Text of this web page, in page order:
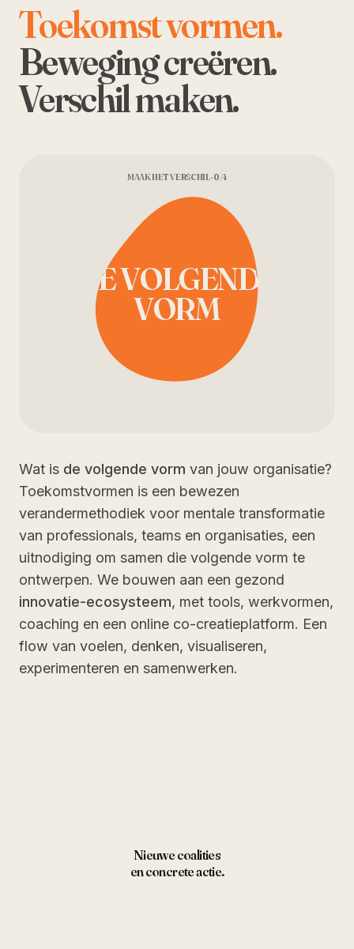
Toekomst vormen.
Beweging creëren.
Verschil maken.
DE VOLGENDE
VORM
MAAK HET VERSCHIL · 0/4
Wat is de volgende vorm van jouw organisatie?
Toekomstvormen is een bewezen
verandermethodiek voor mentale transformatie
van professionals, teams en organisaties, een
uitnodiging om samen die volgende vorm te
ontwerpen. We bouwen aan een gezond
innovatie-ecosysteem, met tools, werkvormen,
coaching en een online co-creatieplatform. Een
flow van voelen, denken, visualiseren,
experimenteren en samenwerken.
Nieuwe coalities
en concrete actie.